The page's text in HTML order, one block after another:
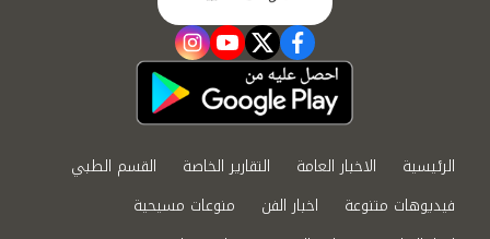
facebook
twitter
youtube
instagram
الرئيسية الاخبار العامة التقارير الخاصة
القسم الطبي
فيديوهات متنوعة
اخبار الفن
منوعات مسيحية